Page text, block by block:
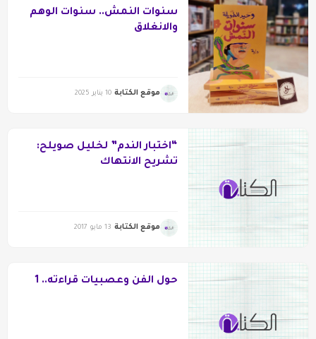
سنوات النمش.. سنوات الوهم
والانغلاق
موقع الكتابة 10 يناير 2025
“اختبار الندم” لخليل صويلح:
تشريح الانتهاك
موقع الكتابة 13 مايو 2017
حول الفن وعصبيات قراءته.. 1